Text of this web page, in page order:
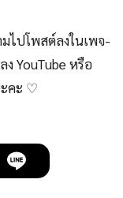
ไปโพสต์ลงในเพจ-
YouTube หรือ
คะ ♡